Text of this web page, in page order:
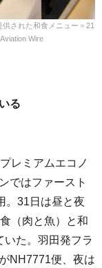
された和食メニュー＝21
Wire
る
レミアムエコノ
ではファースト
。31日は昼と夜
（肉と魚）と和
た。羽田発フラ
NH7771便、夜は